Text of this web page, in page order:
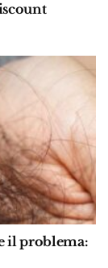
il problema: